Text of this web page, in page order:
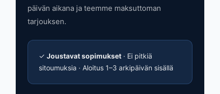
päivän aikana ja teemme maksuttoman
tarjouksen.
✓ Joustavat sopimukset · Ei pitkiä
sitoumuksia · Aloitus 1–3 arkipäivän sisällä